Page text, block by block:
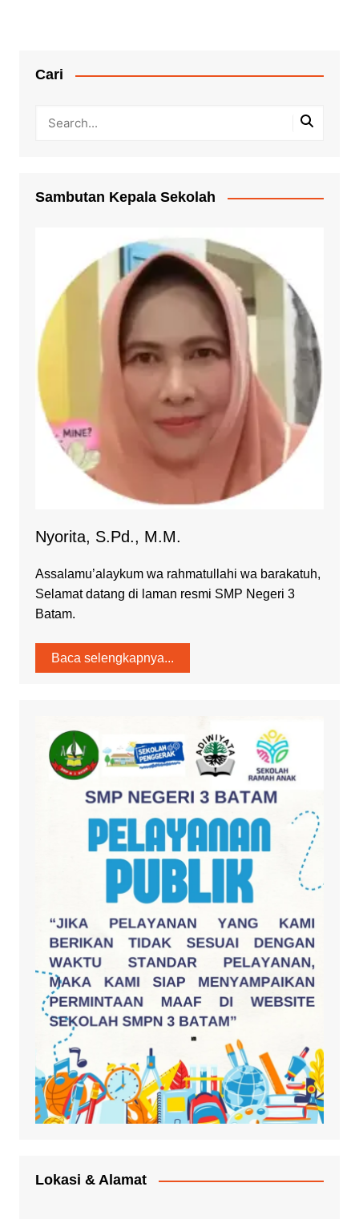
Cari
Sambutan Kepala Sekolah
Nyorita, S.Pd., M.M.
Assalamu’alaykum wa rahmatullahi wa barakatuh,
Selamat datang di laman resmi SMP Negeri 3
Batam.
Baca selengkapnya...
Lokasi & Alamat